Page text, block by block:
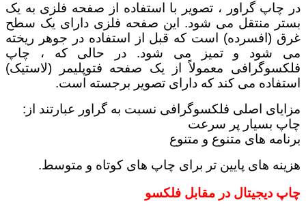
در چاپ گراور ، تصویر با استفاده از صفحه فلزی به یک
بستر منتقل می شود.
این صفحه فلزی دارای یک سطح
غرق (افسرده) است که قبل از استفاده در جوهر ریخته
می شود و تمیز می شود.
در حالی که ، چاپ
فلکسوگرافی معمولاً از یک صفحه فتوپلیمر (لاستیک)
استفاده می کند که دارای تصویر برجسته است.
مزایای اصلی فلکسوگرافی نسبت به گراور عبارتند از:
چاپ بسیار پر سرعت
برنامه های متنوع و متنوع
هزینه های پایین تر برای چاپ های کوتاه و متوسط.
چاپ دیجیتال در مقابل فلکسو